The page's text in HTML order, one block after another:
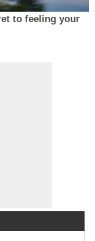
to feeling your